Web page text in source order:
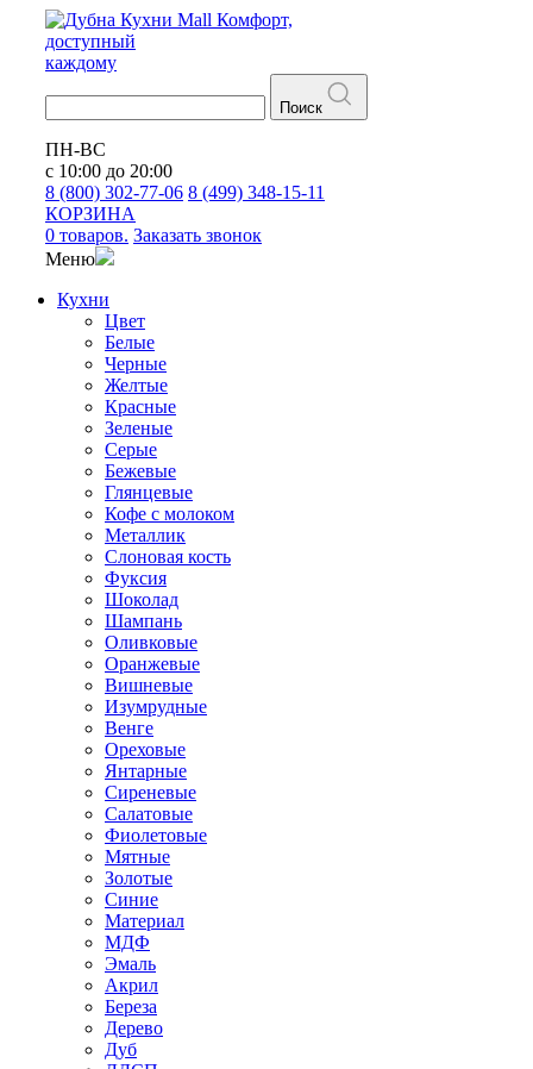
Кухни Mall Комфорт,
доступный
каждому
Поиск
ПН-ВС
с 10:00 до 20:00
8 (800) 302-77-06 8 (499) 348-15-11
КОРЗИНА
0 товаров. Заказать звонок
Меню
Кухни
Цвет
Белые
Черные
Желтые
Красные
Зеленые
Серые
Бежевые
Глянцевые
Кофе с молоком
Металлик
Слоновая кость
Фуксия
Шоколад
Шампань
Оливковые
Оранжевые
Вишневые
Изумрудные
Венге
Ореховые
Янтарные
Сиреневые
Салатовые
Фиолетовые
Мятные
Золотые
Синие
Материал
МДФ
Эмаль
Акрил
Береза
Дерево
Дуб